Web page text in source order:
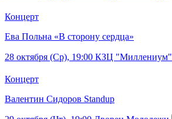
Концерт
Ева Польна «В сторону сердца»
28 октября (Ср), 19:00 КЗЦ "Миллениум"
Концерт
Валентин Сидоров Standup